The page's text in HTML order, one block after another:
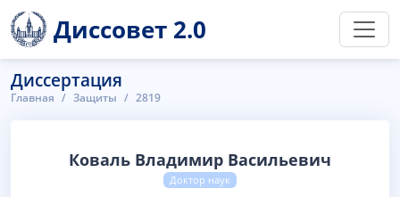
Диссовет 2.0
Диссертация
Главная Защиты 2819
Коваль Владимир Васильевич
Доктор наук